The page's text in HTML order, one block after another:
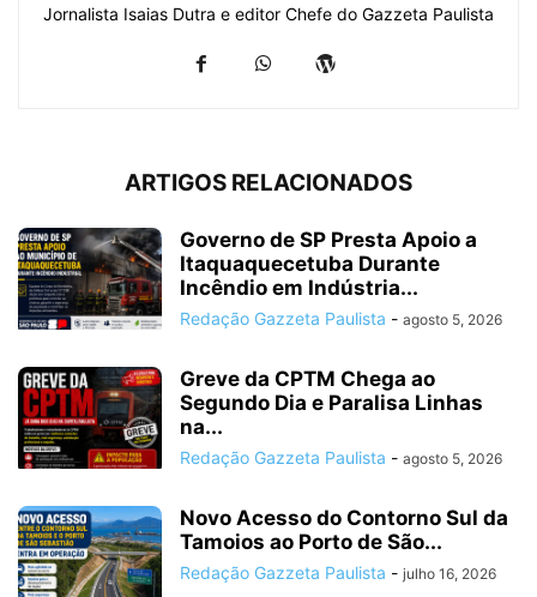
Jornalista Isaias Dutra e editor Chefe do Gazzeta Paulista
ARTIGOS RELACIONADOS
Governo de SP Presta Apoio a
Itaquaquecetuba Durante
Incêndio em Indústria...
Redação Gazzeta Paulista - agosto 5, 2026
Greve da CPTM Chega ao
Segundo Dia e Paralisa Linhas
na...
Redação Gazzeta Paulista - agosto 5, 2026
Novo Acesso do Contorno Sul da
Tamoios ao Porto de São...
Redação Gazzeta Paulista - julho 16, 2026